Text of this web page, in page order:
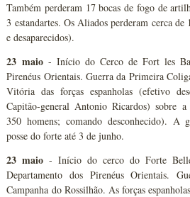
Também perderam 17 bocas de fogo de
3 estandartes. Os Aliados perderam cerca
e desaparecidos).
23 maio- Início do Cerco de Fort les
Pirenéus Orientais. Guerra da Primeira
Vitória das forças espanholas (efetivo
Capitão-general Antonio Ricardos) sobre
350 homens; comando desconhecido). A
posse do forte até 3 de junho.
23 maio - Início do cerco do Forte
Departamento dos Pirenéus Orientais.
Campanha do Rossilhão. As forças